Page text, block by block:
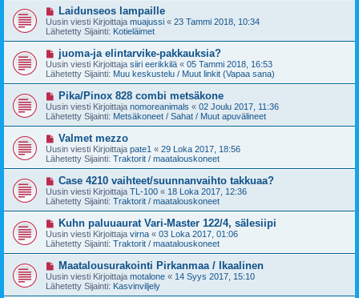
v
e
s
t
U
u
s
i
v
e
s
t
Laidunseos lampaille
Uusin viesti Kirjoittaja muajussi « 23 Tammi 2018, 10:34
Lähetetty Sijainti: Kotieläimet
U
u
s
i
v
e
s
t
juoma-ja elintarvike-pakkauksia?
Uusin viesti Kirjoittaja siiri eerikkilä « 05 Tammi 2018, 16:53
Lähetetty Sijainti: Muu keskustelu / Muut linkit (Vapaa sana)
U
u
s
i
v
e
s
t
Pika/Pinox 828 combi metsäkone
Uusin viesti Kirjoittaja nomoreanimals « 02 Joulu 2017, 11:36
Lähetetty Sijainti: Metsäkoneet / Sahat / Muut apuvälineet
U
u
s
i
e
s
t
Valmet mezzo
Uusin viesti Kirjoittaja pate1 « 29 Loka 2017, 18:56
Lähetetty Sijainti: Traktorit / maatalouskoneet
U
u
s
i
v
e
s
t
Case 4210 vaihteet/suunnanvaihto takkuaa?
Uusin viesti Kirjoittaja TL-100 « 18 Loka 2017, 12:36
Lähetetty Sijainti: Traktorit / maatalouskoneet
U
u
s
i
v
e
s
Kuhn paluuaurat Vari-Master 122/4, sälesiipi
Uusin viesti Kirjoittaja virna « 03 Loka 2017, 01:06
Lähetetty Sijainti: Traktorit / maatalouskoneet
U
u
s
i
Maatalousurakointi Pirkanmaa / Ikaalinen
Uusin viesti Kirjoittaja motalone « 14 Syys 2017, 15:10
Lähetetty Sijainti: Kasvinviljely